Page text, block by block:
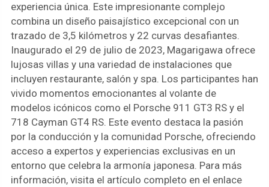
experiencia única. Este impresionante complejo
combina un diseño paisajístico excepcional con un
trazado de 3,5 kilómetros y 22 curvas desafiantes.
Inaugurado el 29 de julio de 2023, Magarigawa ofrece
lujosas villas y una variedad de instalaciones que
incluyen restaurante, salón y spa. Los participantes han
vivido momentos emocionantes al volante de
modelos icónicos como el Porsche 911 GT3 RS y el
718 Cayman GT4 RS. Este evento destaca la pasión
por la conducción y la comunidad Porsche, ofreciendo
acceso a expertos y experiencias exclusivas en un
entorno que celebra la armonía japonesa. Para más
información, visita el artículo completo en el enlace